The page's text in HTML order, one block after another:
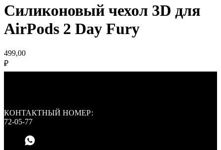
Силиконовый чехол 3D для
AirPods 2 Day Fury
499,00
₽
КОНТАКТНЫЙ НОМЕР:
72-05-77